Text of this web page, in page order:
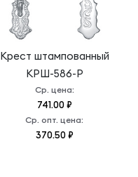
Крест штампованный
КРШ-586-Р
Ср. цена:
741.00 ₽
Ср. опт. цена:
370.50 ₽